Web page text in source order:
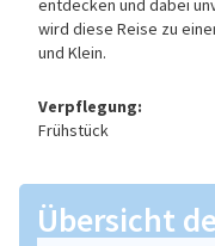
entdecken und dabei
wird diese Reise zu
und Klein.
Verpflegung:
Frühstück
Übersicht